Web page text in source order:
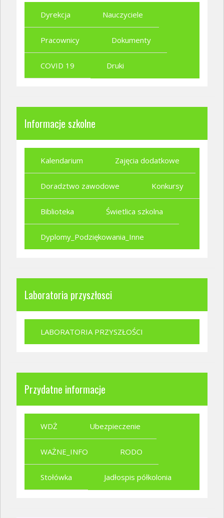
Dyrekcja Nauczyciele
Pracownicy Dokumenty
COVID 19 Druki
Informacje szkolne
Kalendarium Zajęcia dodatkowe
Doradztwo zawodowe Konkursy
Biblioteka Świetlica szkolna
Dyplomy_Podziękowania_Inne
Laboratoria przyszłosci
LABORATORIA PRZYSZŁOŚCI
Przydatne informacje
WDŻ Ubezpieczenie
WAŻNE_INFO RODO
Stołówka Jadłospis półkolonia